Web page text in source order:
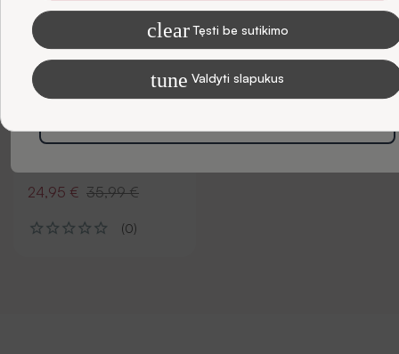
24,95 € 35,99 €
(0)
Informaciją, kaip tvarkome duomenis rinkodaros tikslais, skaitykite
Privatumo Politikoje
clear Tęsti be sutikimo
tune Valdyti slapukus